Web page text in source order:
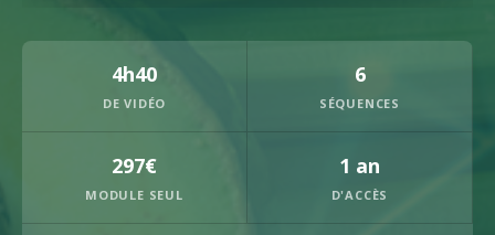
4h40
DE VIDÉO
6
SÉQUENCES
297€
MODULE SEUL
1 an
D'ACCÈS